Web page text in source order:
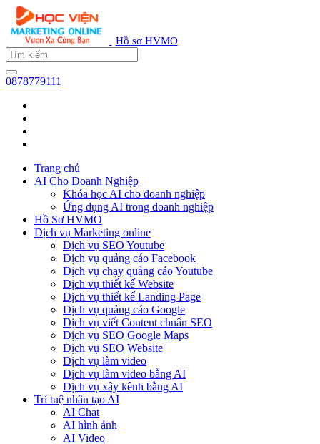
Hồ sơ HVMO
0878779111
Trang chủ
AI Cho Doanh Nghiệp
Khóa học AI cho doanh nghiệp
Ứng dụng AI trong doanh nghiệp
Hồ Sơ HVMO
Dịch vụ Marketing online
Dịch vụ SEO Youtube
Dịch vụ quảng cáo Facebook
Dịch vụ chạy quảng cáo Youtube
Dịch vụ thiết kế Website
Dịch vụ thiết kế Landing Page
Dịch vụ quảng cáo Google
Dịch vụ viết Content chuẩn SEO
Dịch vụ SEO Google Maps
Dịch vụ SEO Website
Dịch vụ làm video
Dịch vụ làm video bằng AI
Dịch vụ xây kênh bằng AI
Trí tuệ nhân tạo AI
AI Chat
AI hình ảnh
AI Video